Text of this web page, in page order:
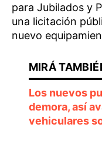
para Jubilados y
una licitación
nuevo
Los nuevos
demora, así
vehiculares